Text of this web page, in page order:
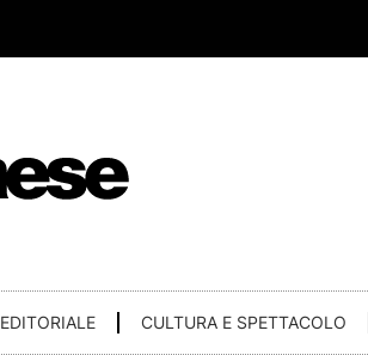
EDITORIALE CULTURA E SPETTACOLO